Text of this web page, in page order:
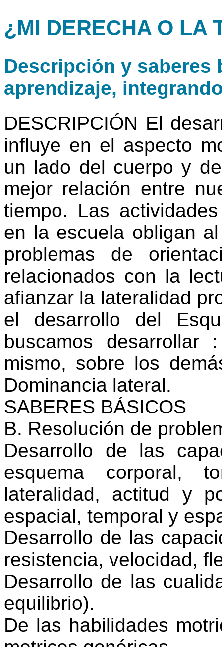
¿MI DERECHA O LA
Descripción y saberes
aprendizaje,
DESCRIPCIÓN El
influye en el aspecto
un lado del cuerpo y
mejor relación entre
tiempo. Las
en la escuela obligan
problemas de
relacionados con la
afianzar la lateralidad
el desarrollo del
buscamos desarrollar
mismo, sobre los
Dominancia lateral.
SABERES BÁSICOS
B. Resolución de
Desarrollo de las
esquema corporal,
lateralidad, actitud y
espacial, temporal y
Desarrollo de las
resistencia, velocidad,
Desarrollo de las
equilibrio).
De las habilidades